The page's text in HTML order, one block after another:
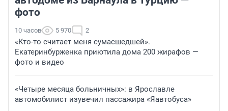
фото
10 часов 5 970 2
«Кто-то считает меня сумасшедшей».
Екатеринбурженка приютила дома 200 жирафов —
фото и видео
«Четыре месяца больничных»: в Ярославле
автомобилист изувечил пассажира «Яавтобуса»